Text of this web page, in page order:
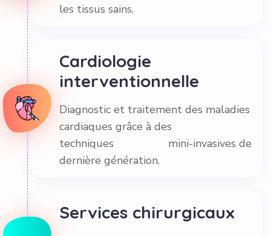
les tissus sains.
Cardiologie
interventionnelle
Diagnostic et traitement des maladies
cardiaques grâce à des
techniques mini-invasives de
dernière génération.
Services chirurgicaux